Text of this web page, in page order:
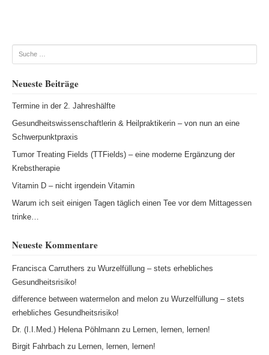
Suche
Neueste Beiträge
Termine in der 2. Jahreshälfte
Gesundheitswissenschaftlerin & Heilpraktikerin – von nun an eine
Schwerpunktpraxis
Tumor Treating Fields (TTFields) – eine moderne Ergänzung der
Krebstherapie
Vitamin D – nicht irgendein Vitamin
Warum ich seit einigen Tagen täglich einen Tee vor dem Mittagessen
trinke…
Neueste Kommentare
Francisca Carruthers zu Wurzelfüllung – stets erhebliches
Gesundheitsrisiko!
difference between watermelon and melonzu Wurzelfüllung – stets
erhebliches Gesundheitsrisiko!
Dr. (I.I.Med.) Helena Pöhlmannzu Lernen, lernen, lernen!
Birgit Fahrbachzu Lernen, lernen, lernen!